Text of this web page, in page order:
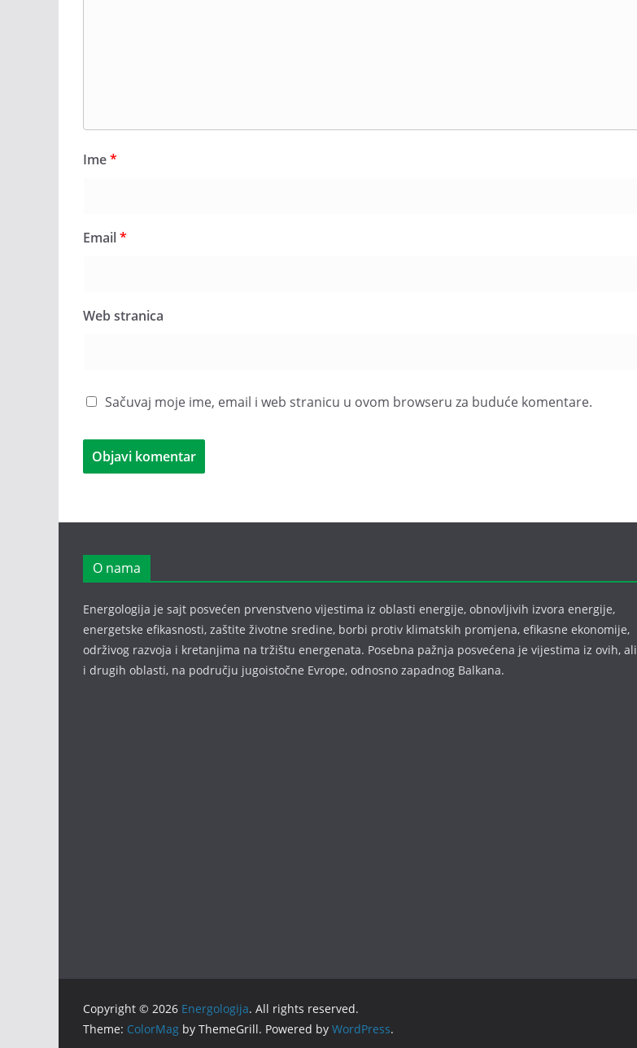
Ime*
Email*
Web stranica
Sačuvaj moje ime, email i web stranicu u ovom browseru za buduće komentare.
O nama
Energologija je sajt posvećen prvenstveno vijestima iz oblasti energije, obnovljivih izvora energije,
energetske efikasnosti, zaštite životne sredine, borbi protiv klimatskih promjena, efikasne ekonomije,
održivog razvoja i kretanjima na tržištu energenata. Posebna pažnja posvećena je vijestima iz ovih, ali
i drugih oblasti, na području jugoistočne Evrope, odnosno zapadnog Balkana.
Copyright © 2026 Energologija. All rights reserved.
Theme: ColorMag by ThemeGrill. Powered by WordPress.